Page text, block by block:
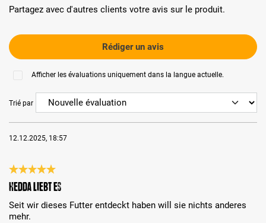
Partagez avec d'autres clients votre avis sur le produit.
Rédiger un avis
Afficher les évaluations uniquement dans la langue actuelle.
Trié par
12.12.2025, 18:57
Évaluation avec une note de 5 sur 5 étoiles
Hedda liebt es
Seit wir dieses Futter entdeckt haben will sie nichts anderes
mehr.